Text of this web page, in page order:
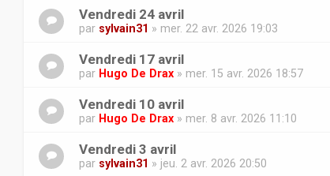
Vendredi 24 avril
par sylvain31 » mer. 22 avr. 2026 19:03
Vendredi 17 avril
par Hugo De Drax » mer. 15 avr. 2026 18:57
Vendredi 10 avril
par Hugo De Drax » mer. 8 avr. 2026 11:10
Vendredi 3 avril
par sylvain31 » jeu. 2 avr. 2026 20:50